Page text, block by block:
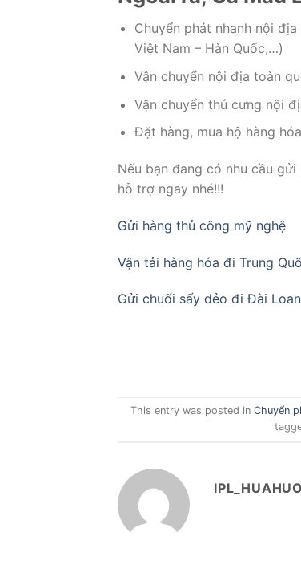
Chuyển phát nhanh nội
Việt Nam – Hàn Quốc,…)
Vận chuyển nội địa toàn
Vận chuyển thú cưng nội
Đặt hàng, mua hộ hàng
Nếu bạn đang có nhu cầu
hỗ trợ ngay nhé!!!
Gửi hàng thủ công mỹ nghệ
Vận tải hàng hóa đi Trung
Gửi chuối sấy dẻo đi Đài Loan
This entry was posted in Chuyển